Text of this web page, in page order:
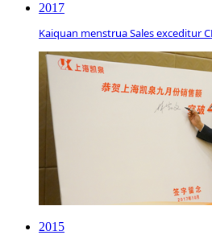
2017
Kaiquan menstrua Sales exceditur
2015